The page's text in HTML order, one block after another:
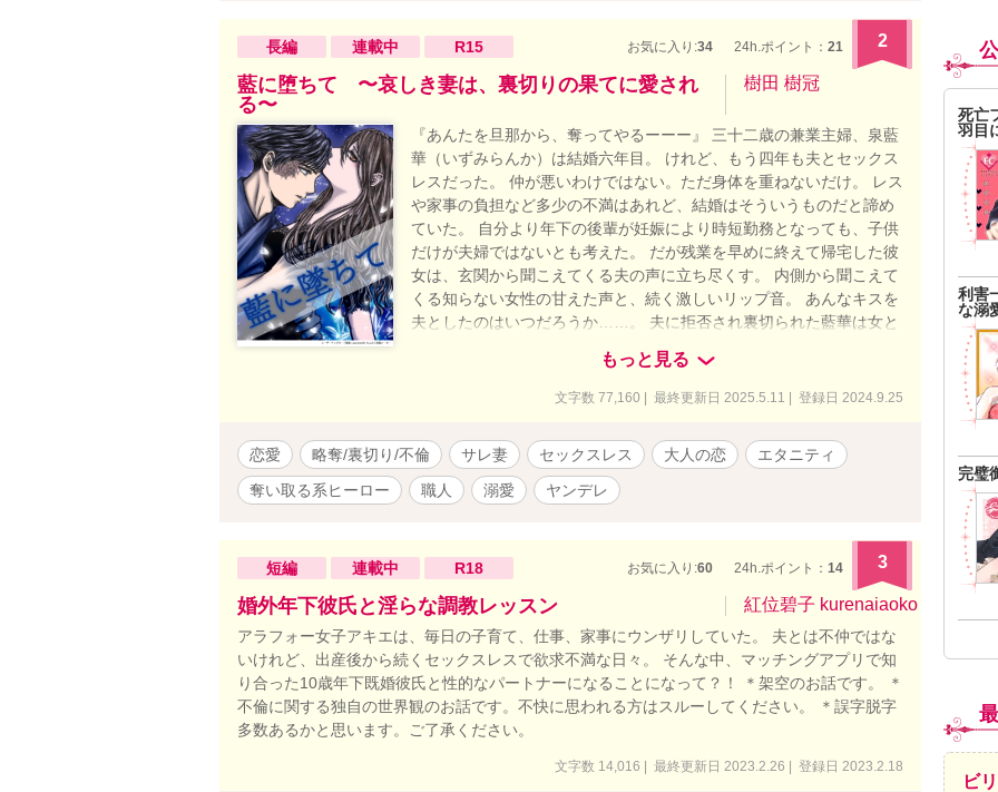
長編 連載中 R15 お気に入り:34 24h.ポイント： 21 2
藍に堕ちて 〜哀しき妻は、裏切りの果てに愛され
る〜
樹田 樹冠
『あんたを旦那から、奪ってやるーーー』 三十二歳の兼業主婦、泉藍
華（いずみらんか）は結婚六年目。 けれど、もう四年も夫とセックス
レスだった。 仲が悪いわけではない。ただ身体を重ねないだけ。 レス
や家事の負担など多少の不満はあれど、結婚はそういうものだと諦め
ていた。 自分より年下の後輩が妊娠により時短勤務となっても、子供
だけが夫婦ではないとも考えた。 だが残業を早めに終えて帰宅した彼
女は、玄関から聞こえてくる夫の声に立ち尽くす。 内側から聞こえて
くる知らない女性の甘えた声と、続く激しいリップ音。 あんなキスを
夫としたのはいつだろうか……。 夫に拒否され裏切られた藍華は女と
してのプライドも、抱いていた愛情さえも傷つけられ泣いた。 そんな
折、同僚に誘われた彼女は徳島県へと旅行することに。 同僚に案内さ
れた染工房で出会ったのは、顔に火傷の痕がある職人、蔵色蒅（くら
ながらも互いの傷に触れ、惹かれ合っていく。 薄い色ならまだ、引き
返せた。 けれどもう、色は濃く深くなってしまって…… セックスレ
ス、実家の問題、義母との関係、出産、仕事……現代女性を取り巻く
さまざまな難題の中、誰にも心を癒してもらえなかった女性は、ただ
ら、堕ちていく――― 人は誰しも、愛されたいのだ。 これを不倫と呼
ぶか、純愛と呼ぶかはあなた次第。 ※この作品には挿絵が入ります。
※要はサレ妻が心も身体もイケメンに奪われて幸せになるお話です。
（身も蓋もない） ※作者は不倫を推奨しているわけではありません。
お話のテーマに『略奪』があるため、こういった設定となっておりま
す。 （作者個人としては浮気・不倫した人は去勢されてしまえ、とい
う考えです。ただ不遇な人は報われてほしいな、とも思います。一途
な女性を裏切る奴ぁ地獄に落ちろってね！）
もっと見る
文字数 77,160 | 最終更新日 2025.5.11 | 登録日 2024.9.25
恋愛 略奪/裏切り/不倫 サレ妻 セックスレス 大人の恋
エタニティ
奪い取る系ヒーロー
職人 溺愛 ヤンデレ
短編 連載中 R18 お気に入り:60 24h.ポイント： 14 3
婚外年下彼氏と淫らな調教レッスン 紅位碧子 kurenaiaoko
アラフォー女子アキエは、毎日の子育て、仕事、家事にウンザリしていた。 夫とは不仲ではな
いけれど、出産後から続くセックスレスで欲求不満な日々。 そんな中、マッチングアプリで知
り合った10歳年下既婚彼氏と性的なパートナーになることになって？！ ＊架空のお話です。 ＊
不倫に関する独自の世界観のお話です。不快に思われる方はスルーしてください。 ＊誤字脱字
多数あるかと思います。ご了承ください。
文字数 14,016 | 最終更新日 2023.2.26 | 登録日 2023.2.18
死亡
羽目
利害
な溺
完璧
ビ